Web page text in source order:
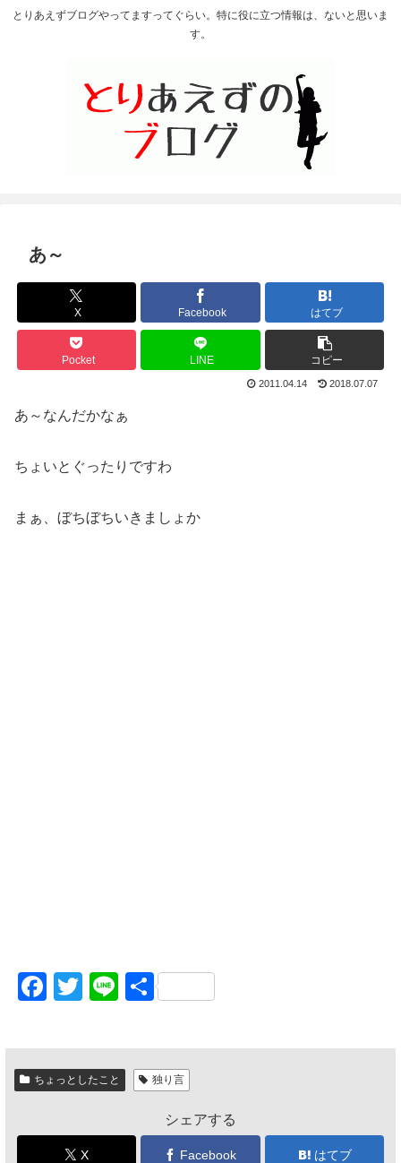
とりあえずブログやってますってぐらい。特に役に立つ情報は、ないと思いま
す。
あ～
X Facebook はてブ
Pocket LINE コピー
2011.04.14 2018.07.07
あ～なんだかなぁ
ちょいとぐったりですわ
まぁ、ぼちぼちいきましょか
F
c
e
b
o
T
tt
er
Li
e
共
ちょっとしたこと 独り言
シェアする
X Facebook はてブ